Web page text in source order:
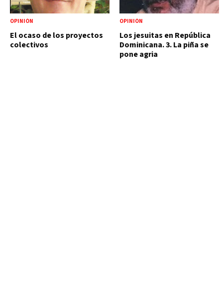
OPINIÓN
El ocaso de los proyectos
colectivos
OPINIÓN
Los jesuitas en República
Dominicana. 3. La piña se
pone agria